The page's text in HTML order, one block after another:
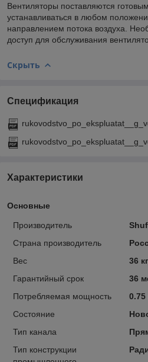
Вентиляторы поставляются
устанавливаться в любом
направлением потока воздуха.
доступ для обслуживания
Скрыть
Спецификация
Характеристики
Основные
Производитель
Страна производитель
Вес
36 кг
Гарантийный срок
36
Потребляемая мощность
0.75
Состояние
Тип канала
Тип конструкции